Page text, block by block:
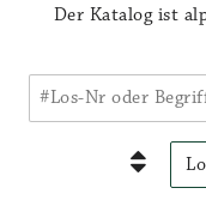
Der Katalog ist